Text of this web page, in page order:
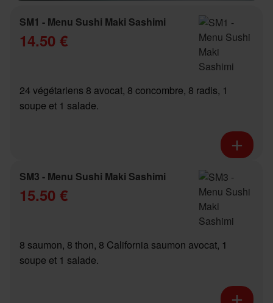
SM1 - Menu Sushi Maki Sashimi
14.50 €
24 végétariens 8 avocat, 8 concombre, 8 radis, 1
soupe et 1 salade.
SM3 - Menu Sushi Maki Sashimi
15.50 €
8 saumon, 8 thon, 8 California saumon avocat, 1
soupe et 1 salade.